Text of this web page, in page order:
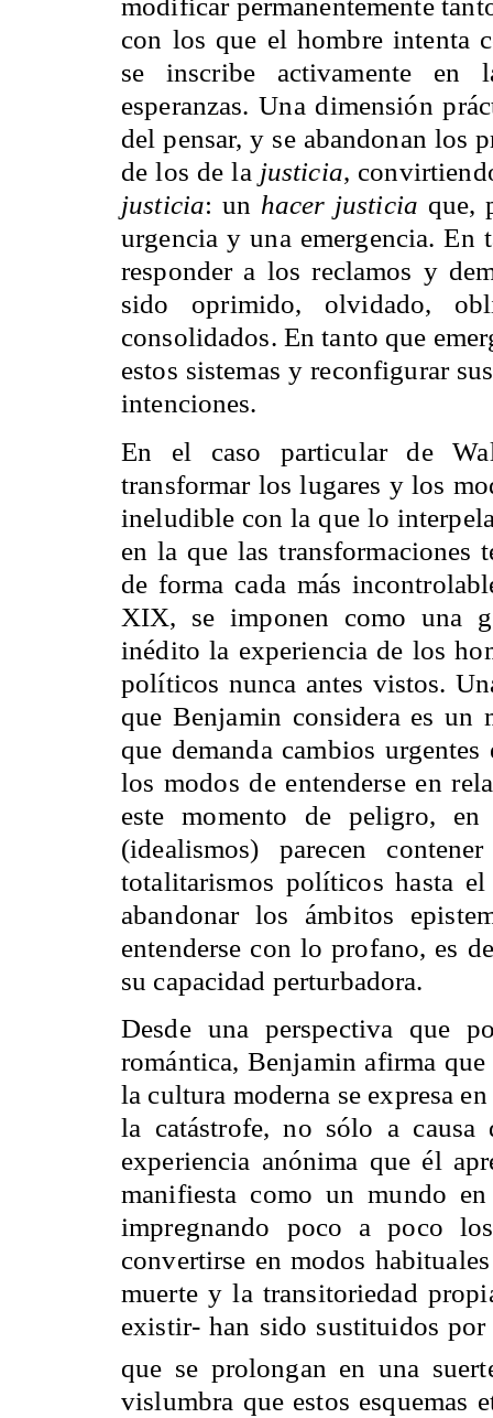
modificar permanentemente
con los que el hombre intenta
se inscribe activamente en
esperanzas. Una dimensión
del pensar, y se abandonan los
de los de la justicia,
justicia: un hacer justicia que,
urgencia y una emergencia. En
responder a los reclamos y
sido oprimido, olvidado,
consolidados. En tanto que
estos sistemas y reconfigurar
intenciones.
En el caso particular de
transformar los lugares y los
ineludible con la que lo
en la que las transformaciones
de forma cada más
XIX, se imponen como una
inédito la experiencia de los
políticos nunca antes vistos.
que Benjamin considera es un
que demanda cambios
los modos de entenderse en
este momento de peligro,
(idealismos) parecen
totalitarismos políticos hasta el
abandonar los ámbitos
entenderse con lo profano, es
su capacidad perturbadora.
Desde una perspectiva que
romántica, Benjamin afirma que
la cultura moderna se expresa
la catástrofe, no sólo a
experiencia anónima que él
manifiesta como un mundo
impregnando poco a poco
convertirse en modos
muerte y la transitoriedad
existir- han sido sustituidos por
que se prolongan en una
vislumbra que estos esquemas